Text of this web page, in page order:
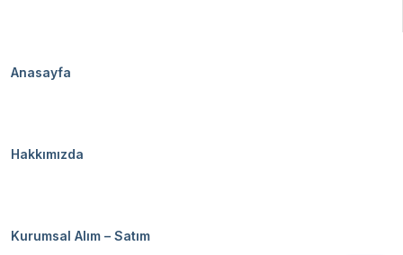
Anasayfa
Hakkımızda
Kurumsal Alım – Satım